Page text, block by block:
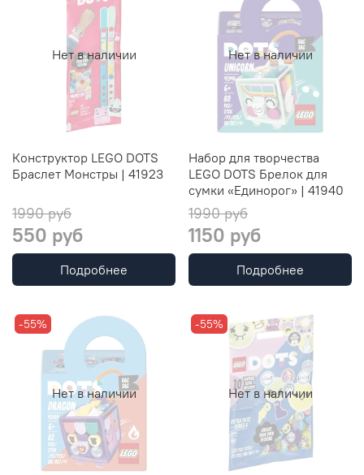
Нет в наличии
Конструктор LEGO DOTS
Браслет Монстры | 41923
1990 руб
550 руб
Подробнее
Нет в наличии
Набор для творчества
LEGO DOTS Брелок для
сумки «Единорог» | 41940
1990 руб
1150 руб
Подробнее
Нет в наличии
-55%
Нет в наличии
-55%